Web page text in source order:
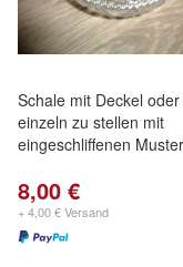
Schale mit Deckel
einzeln zu stellen mit
eingeschliffenen Muster
8,00 €
+ 4,00 € Versand